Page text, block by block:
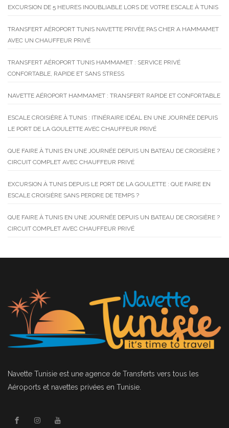
EXCURSION DE 5 HEURES INOUBLIABLE LORS DE VOTRE ESCALE À TUNIS
TRANSFERT AÉROPORT TUNIS NAVETTE PRIVÉE PAS CHER A HAMMAMET
AVEC UN CHAUFFEUR PRIVÉ
TRANSFERT AÉROPORT TUNIS HAMMAMET : SERVICE PRIVÉ
CONFORTABLE, RAPIDE ET SANS STRESS
NAVETTE AÉROPORT HAMMAMET : TRANSFERT RAPIDE ET CONFORTABLE
ESCALE CROISIÈRE À TUNIS : ITINÉRAIRE IDÉAL EN UNE JOURNÉE DEPUIS
LE PORT DE LA GOULETTE AVEC CHAUFFEUR PRIVÉ
QUE FAIRE À TUNIS EN UNE JOURNÉE DEPUIS UN BATEAU DE CROISIÈRE ?
CIRCUIT COMPLET AVEC CHAUFFEUR PRIVÉ
EXCURSION À TUNIS DEPUIS LE PORT DE LA GOULETTE : QUE FAIRE EN
ESCALE CROISIÈRE SANS PERDRE DE TEMPS ?
QUE FAIRE À TUNIS EN UNE JOURNÉE DEPUIS UN BATEAU DE CROISIÈRE ?
CIRCUIT COMPLET AVEC CHAUFFEUR PRIVÉ
Navette Tunisie est une agence de Transferts vers tous les
Aéroports et navettes privées en Tunisie.